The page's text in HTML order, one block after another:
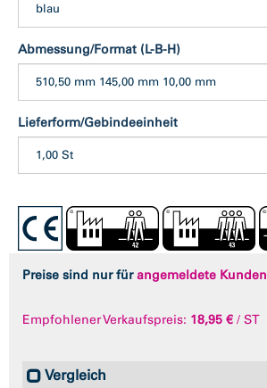
Abmessung/Format (L-B-H)
Lieferform/Gebindeeinheit
Preise sind nur fürangemeldete Kunden
Empfohlener Verkaufspreis: 18,95 € / ST
Vergleich